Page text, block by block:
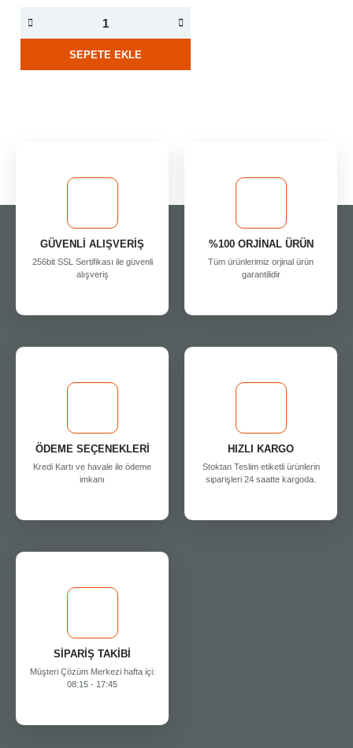
SEPETE EKLE
GÜVENLİ ALIŞVERİŞ
256bit SSL Sertifikası ile güvenli
alışveriş
%100 ORJİNAL ÜRÜN
Tüm ürünlerimiz orjinal ürün
garantilidir
ÖDEME SEÇENEKLERİ
Kredi Kartı ve havale ile ödeme
imkanı
HIZLI KARGO
Stoktan Teslim etiketli ürünlerin
siparişleri 24 saatte kargoda.
SİPARİŞ TAKİBİ
Müşteri Çözüm Merkezi hafta içi:
08:15 - 17:45